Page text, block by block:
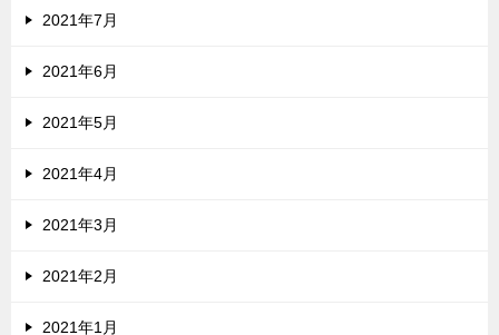
2021年7月
2021年6月
2021年5月
2021年4月
2021年3月
2021年2月
2021年1月